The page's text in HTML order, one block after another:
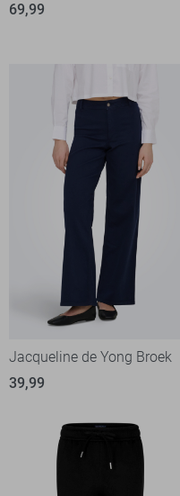
69,99
Jacqueline de Yong Broek
39,99